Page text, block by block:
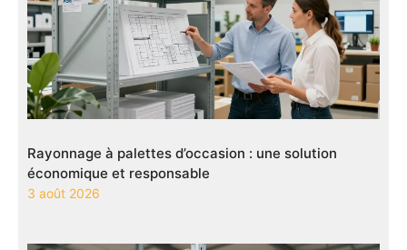
Rayonnage à palettes d’occasion : une solution
économique et responsable
3 août 2026